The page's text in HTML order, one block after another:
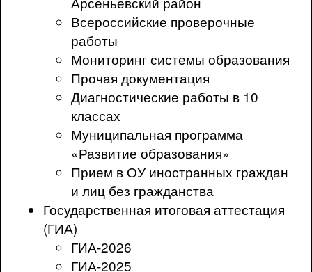
Всероссийские проверочные
работы
Мониторинг системы образования
Прочая документация
Диагностические работы в 10
классах
Муниципальная программа
«Развитие образования»
Прием в ОУ иностранных граждан
и лиц без гражданства
Государственная итоговая аттестация
(ГИА)
ГИА-2026
ГИА-2025